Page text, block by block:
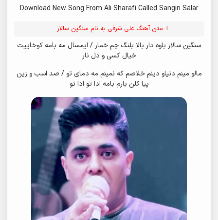
Download New Song From Ali Sharafi Called Sangin Salar
+ متن آهنگ علی شرفی به نام سنگین سالار
سنگین سالار باوه دار بالا بلنگ چم خمار / ایمسال مه بامه کوخاییت
خیال کسی و دل نار
مالو مینم دنیاو دینم خلاصم که نمینم مه دمای تو / صد اسب و زین
پیا کلن بارم بامه ادا تو ادا تو